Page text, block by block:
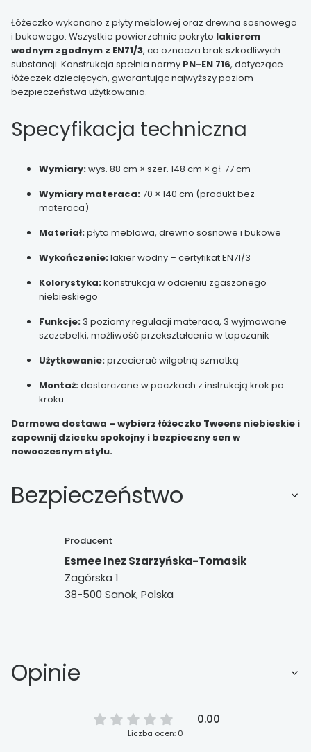
Łóżeczko wykonano z płyty meblowej oraz drewna sosnowego
i bukowego. Wszystkie powierzchnie pokryto lakierem
wodnym zgodnym z EN71/3, co oznacza brak szkodliwych
substancji. Konstrukcja spełnia normy PN-EN 716, dotyczące
łóżeczek dziecięcych, gwarantując najwyższy poziom
bezpieczeństwa użytkowania.
Specyfikacja techniczna
Wymiary:wys. 88 cm × szer. 148 cm × gł. 77 cm
Wymiary materaca:70 × 140 cm (produkt bez
materaca)
Materiał:płyta meblowa, drewno sosnowe i bukowe
Wykończenie:lakier wodny – certyfikat EN71/3
Kolorystyka:konstrukcja w odcieniu zgaszonego
niebieskiego
Funkcje: 3 poziomy regulacji materaca, 3 wyjmowane
szczebelki, możliwość przekształcenia w tapczanik
Użytkowanie:przecierać wilgotną szmatką
Montaż:dostarczane w paczkach z instrukcją krok po
kroku
Darmowa dostawa – wybierz łóżeczko Tweens niebieskie i
zapewnij dziecku spokojny i bezpieczny sen w
nowoczesnym stylu.
Bezpieczeństwo
Producent
Esmee Inez Szarzyńska-Tomasik
Zagórska 1
38-500 Sanok, Polska
Opinie
0.00
Liczba ocen: 0